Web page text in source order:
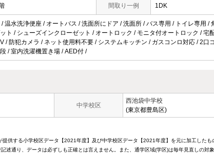
間取り一例 1DK
水洗浄便座 / オートバス / 洗面所にドア / 洗面所 / バス専用 / トイレ専用 /
ト / シューズインクローゼット / オートロック / モニタ付オートロック / 宅
/ 防犯カメラ / ネット使用料不要 / システムキッチン / ガスコンロ対応 / 2口
/ 室内洗濯機置き場 / AED付 /
中学校区
西池袋中学校
(東京都豊島区)
供する小学校区データ【2021年度】及び中学校区データ【2021年度】を元に加工したも
通り、データは必ずしも正確とは言えません。また、通学区域(学区)は毎年見直しの対